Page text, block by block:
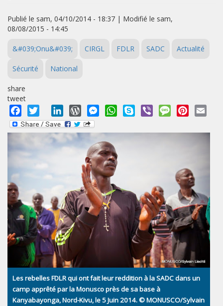
Publié le sam, 04/10/2014 - 18:37 | Modifié le sam,
08/08/2015 - 14:45
&#039;Onu&#039; CIRGL FDLR SADC Actualité
Sécurité National
share
tweet
Facebook
Twitter LinkedInWordPressMessengerWhatsApp
Skype Viber MessagePinterest
Les rebelles FDLR qui ont fait leur reddition à la SADC dans un
camp apprêté par la Monusco près de sa base à
Kanyabayonga, Nord-Kivu, le 5 Juin 2014. © MONUSCO/Sylvain